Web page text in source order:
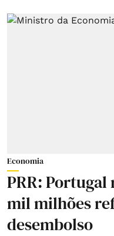
Economia
PRR: Portugal
mil milhões
desembolso